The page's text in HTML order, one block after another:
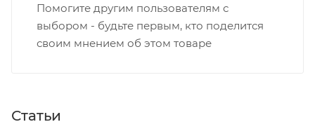
Помогите другим пользователям с
выбором - будьте первым, кто поделится
своим мнением об этом товаре
Статьи